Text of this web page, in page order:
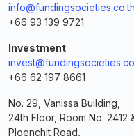
info@fundingsocieties.co.th
+66 93 139 9721
Investment
+66 62 197 8661
No. 29, Vanissa Building,
24th Floor, Room No. 2412
Ploenchit Road,